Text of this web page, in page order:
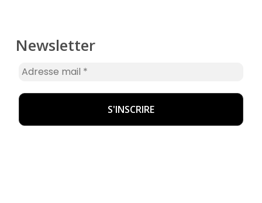
Newsletter